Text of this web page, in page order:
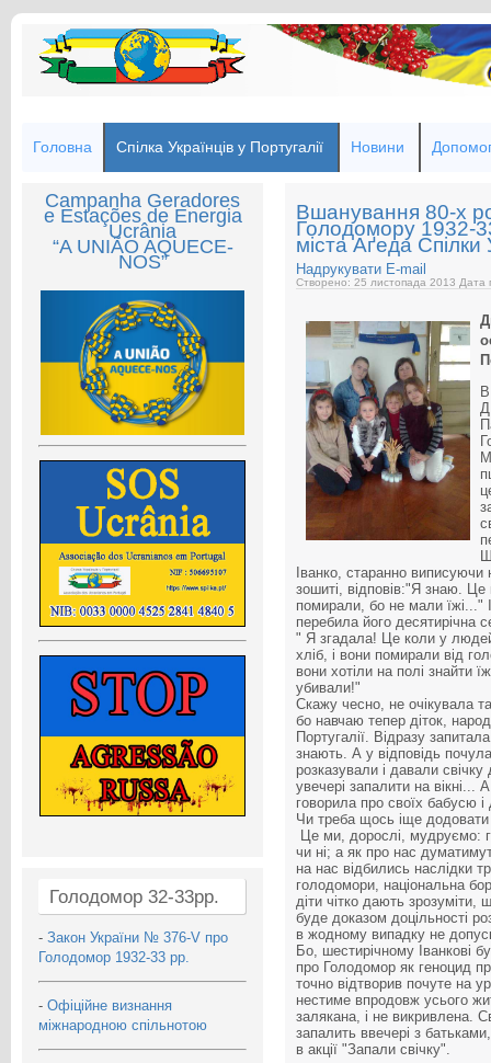
Головна Спілка Українців у Португалії Новини
Campanha Geradores
e Estações de Energia
Ucrânia
“A UNIÃO AQUECE-
NOS”
Голодомор 32-33рр.
- Закон України № 376-V про
Голодомор 1932-33 рр.
- Офіційне визнання
міжнародною спільнотою
Вшанування 80-х
Голодомору 1932-
міста Аґеда Спілки
Надрукувати E-mail
Створено: 25 листопада 2013 Дата
Іванко, старанно виписуючи
зошиті, відповів:"Я знаю.
помирали, бо не мали їжі..."
перебила його десятирічна
" Я згадала! Це коли у
хліб, і вони помирали від
вони хотіли на полі знайти
убивали!"
Скажу чесно, не очікувала
бо навчаю тепер діток,
Португалії. Відразу
знають. А у відповідь
розказували і давали
увечері запалити на
говорила про своїх бабусю
Чи треба щось іще
Це ми, дорослі, мудруємо:
чи ні; а як про нас
на нас відбились наслідки
голодомори, національна
діти чітко дають
буде доказом доцільності
в жодному випадку не
Бо, шестирічному Іванкові
про Голодомор як геноцид
точно відтворив почуте на
нестиме впродовж усього
залякана, і не викривлена.
запалить ввечері з
в акції "Запали свічку".